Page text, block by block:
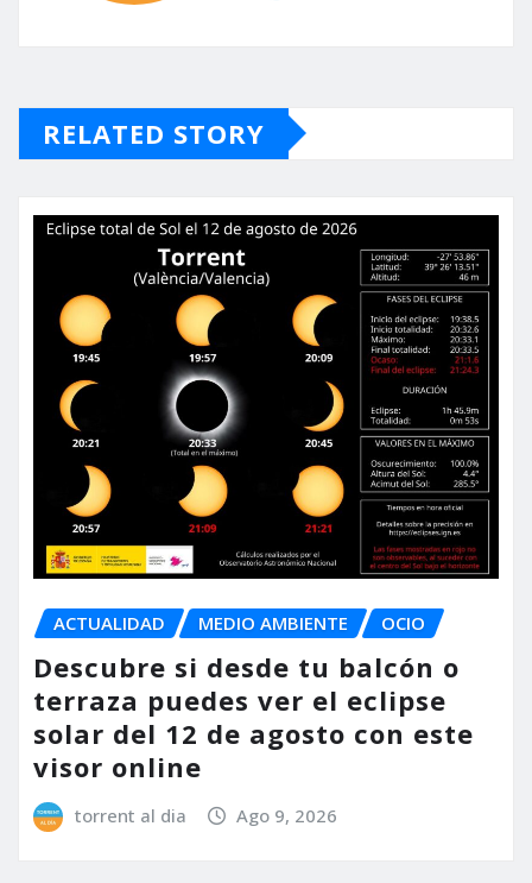
RELATED STORY
ACTUALIDAD MEDIO AMBIENTE OCIO
Descubre si desde tu balcón o
terraza puedes ver el eclipse
solar del 12 de agosto con este
visor online
torrent al dia Ago 9, 2026